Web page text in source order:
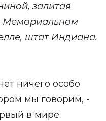
залитая
Мемориальном
штат Индиана.
ничего особо
мы говорим, -
в мире